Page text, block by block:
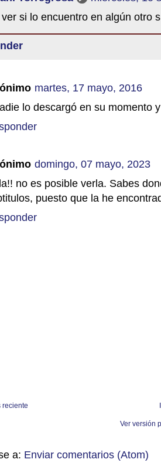
ver si lo encuentro en algún otro
martes, 17 mayo, 2016
lo descargó en su momento
domingo, 07 mayo, 2023
no es posible verla. Sabes
puesto que la he
reciente
Ver versión
a: Enviar comentarios (Atom)